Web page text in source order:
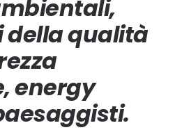
qualità
energy